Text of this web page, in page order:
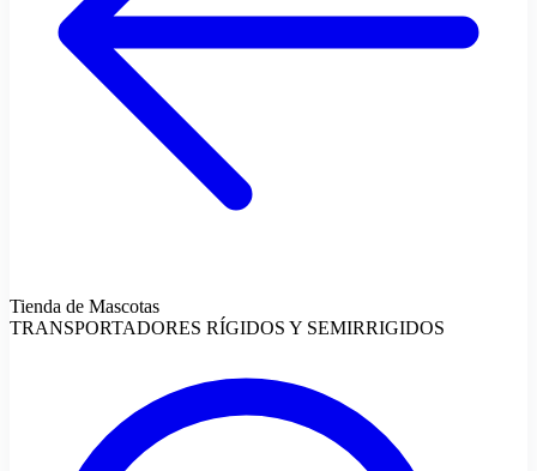
Tienda de Mascotas
TRANSPORTADORES RÍGIDOS Y SEMIRRIGIDOS